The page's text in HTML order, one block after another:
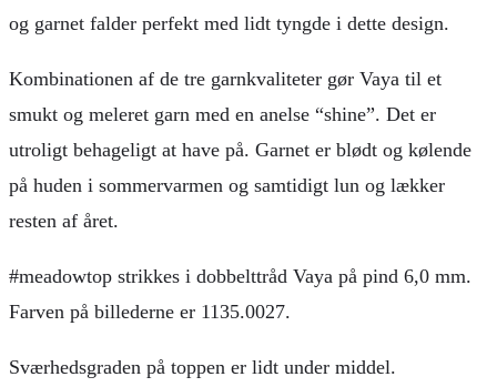
og garnet falder perfekt med lidt tyngde i dette design.
Kombinationen af de tre garnkvaliteter gør Vaya til et
smukt og meleret garn med en anelse “shine”. Det er
utroligt behageligt at have på. Garnet er blødt og kølende
på huden i sommervarmen og samtidigt lun og lækker
resten af året.
#meadowtop strikkes i dobbelttråd Vaya på pind 6,0 mm.
Farven på billederne er 1135.0027.
Sværhedsgraden på toppen er lidt under middel.